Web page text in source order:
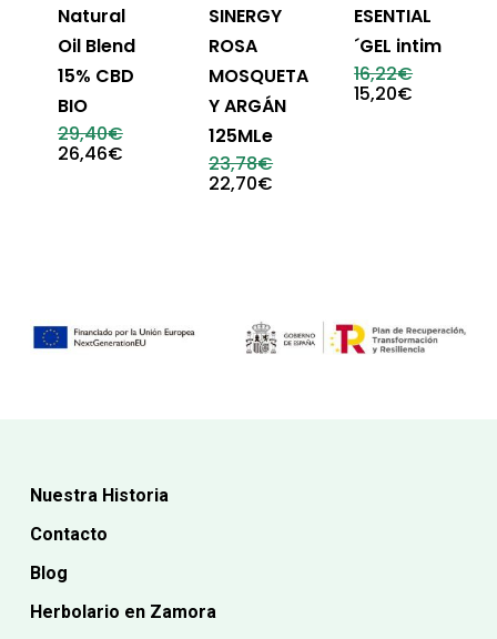
Natural
Oil Blend
15% CBD
BIO
29,40€El
precio
26,46€El
SINERGY
ROSA
MOSQUETA
Y ARGÁN
125MLe
23,78€El
22,70€
ESENTIAL
´GEL intim
16,22€El
15,20€
Nuestra Historia
Contacto
Blog
Herbolario en Zamora